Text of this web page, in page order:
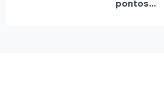
pontos...